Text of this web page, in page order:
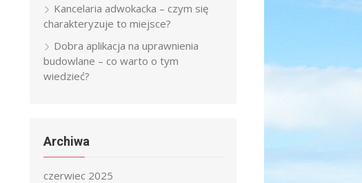
Kancelaria adwokacka – czym się
charakteryzuje to miejsce?
Dobra aplikacja na uprawnienia
budowlane – co warto o tym
wiedzieć?
Archiwa
czerwiec 2025